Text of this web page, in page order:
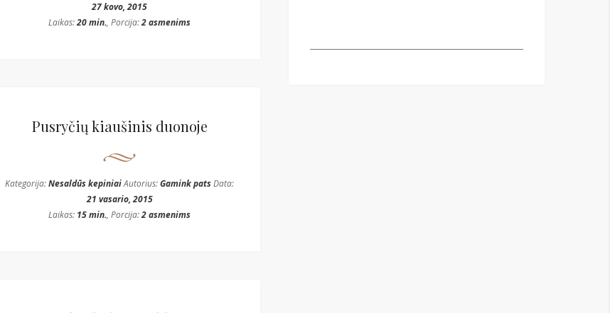
27 kovo, 2015
Laikas:20 min., Porcija:2 asmenims
Pusryčių kiaušinis duonoje
Kategorija:Nesaldūs kepiniaiAutorius:Gamink patsData:
21 vasario, 2015
Laikas: 15 min., Porcija:2 asmenims